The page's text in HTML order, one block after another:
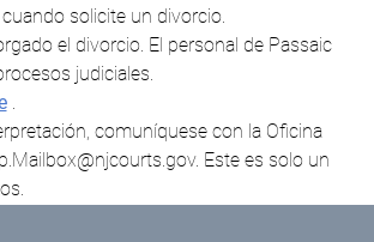
solicite un divorcio.
judiciales.
.
Este es solo un